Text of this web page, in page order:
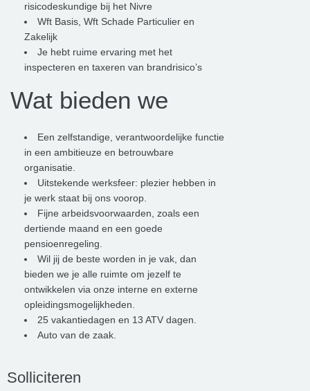
risicodeskundige bij het Nivre
Wft Basis, Wft Schade Particulier en
Zakelijk
Je hebt ruime ervaring met het
inspecteren en taxeren van brandrisico’s
Wat bieden we
Een zelfstandige, verantwoordelijke functie
in een ambitieuze en betrouwbare
organisatie.
Uitstekende werksfeer: plezier hebben in
je werk staat bij ons voorop.
Fijne arbeidsvoorwaarden, zoals een
dertiende maand en een goede
pensioenregeling.
Wil jij de beste worden in je vak, dan
bieden we je alle ruimte om jezelf te
ontwikkelen via onze interne en externe
opleidingsmogelijkheden.
25 vakantiedagen en 13 ATV dagen.
Auto van de zaak.
Solliciteren